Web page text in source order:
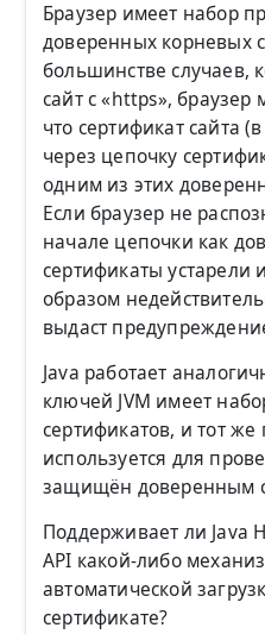
Браузер имеет набор
доверенных корневых
большинстве случаев,
сайт с «https», браузер
что сертификат сайта
через цепочку
одним из этих
Если браузер не
начале цепочки как
сертификаты устарели
образом
выдаст
Java работает
ключей JVM имеет
сертификатов, и тот же
используется для
защищён доверенным
Поддерживает ли Java
API какой-либо
автоматической
сертификате?